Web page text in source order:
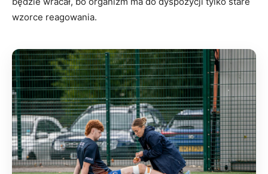
wzorce reagowania.